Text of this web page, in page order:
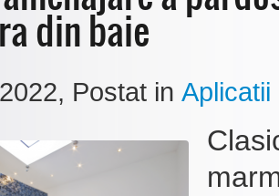
din baie
, Postat in Aplicatii